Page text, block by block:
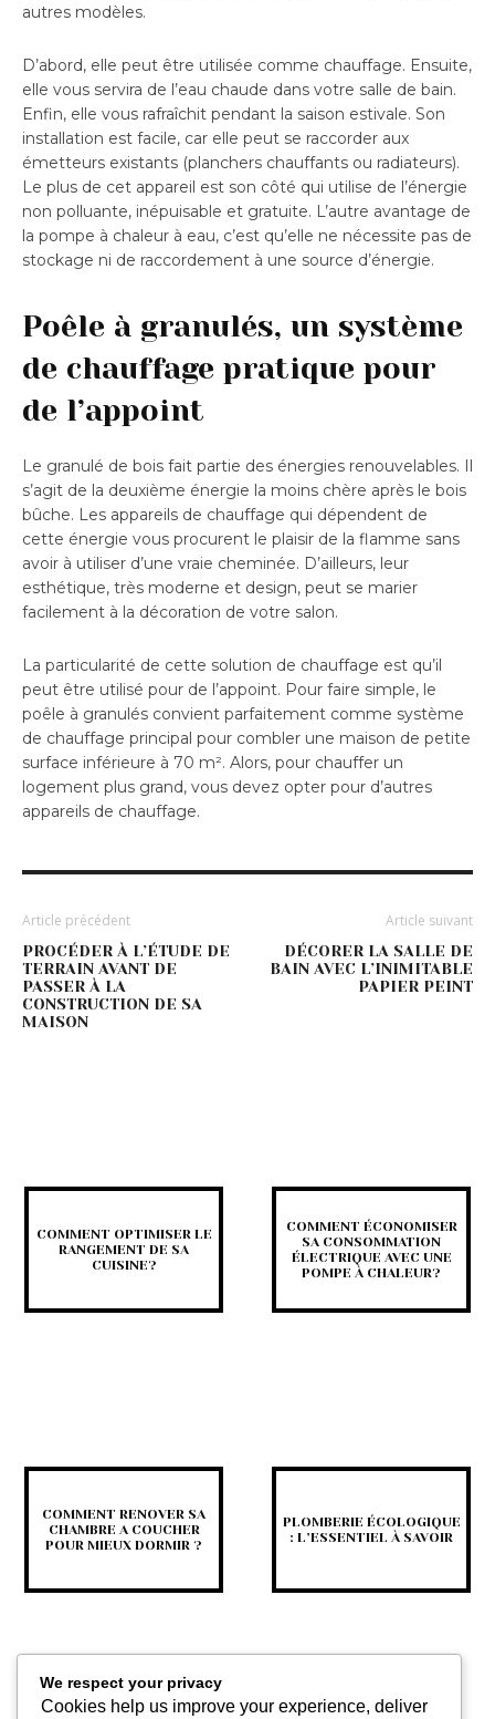
autres modèles.
D’abord, elle peut être utilisée comme chauffage. Ensuite,
elle vous servira de l’eau chaude dans votre salle de bain.
Enfin, elle vous rafraîchit pendant la saison estivale. Son
installation est facile, car elle peut se raccorder aux
émetteurs existants (planchers chauffants ou radiateurs).
Le plus de cet appareil est son côté qui utilise de l’énergie
non polluante, inépuisable et gratuite. L’autre avantage de
la pompe à chaleur à eau, c’est qu’elle ne nécessite pas de
stockage ni de raccordement à une source d’énergie.
Poêle à granulés, un système
de chauffage pratique pour
de l’appoint
Le granulé de bois fait partie des énergies renouvelables. Il
s’agit de la deuxième énergie la moins chère après le bois
bûche. Les appareils de chauffage qui dépendent de
cette énergie vous procurent le plaisir de la flamme sans
avoir à utiliser d’une vraie cheminée. D’ailleurs, leur
esthétique, très moderne et design, peut se marier
facilement à la décoration de votre salon.
La particularité de cette solution de chauffage est qu’il
peut être utilisé pour de l’appoint. Pour faire simple, le
poêle à granulés convient parfaitement comme système
de chauffage principal pour combler une maison de petite
surface inférieure à 70 m². Alors, pour chauffer un
logement plus grand, vous devez opter pour d’autres
appareils de chauffage.
Article précédent
PROCÉDER À L’ÉTUDE DE
TERRAIN AVANT DE
PASSER À LA
CONSTRUCTION DE SA
MAISON
Article suivant
DÉCORER LA SALLE DE
BAIN AVEC L’INIMITABLE
PAPIER PEINT
COMMENT OPTIMISER LE
RANGEMENT DE SA
CUISINE?
COMMENT ÉCONOMISER
SA CONSOMMATION
ÉLECTRIQUE AVEC UNE
POMPE À CHALEUR?
COMMENT RENOVER SA
CHAMBRE A COUCHER
POUR MIEUX DORMIR ?
PLOMBERIE ÉCOLOGIQUE
: L’ESSENTIEL À SAVOIR
We respect your privacy
Cookies help us improve your experience, deliver